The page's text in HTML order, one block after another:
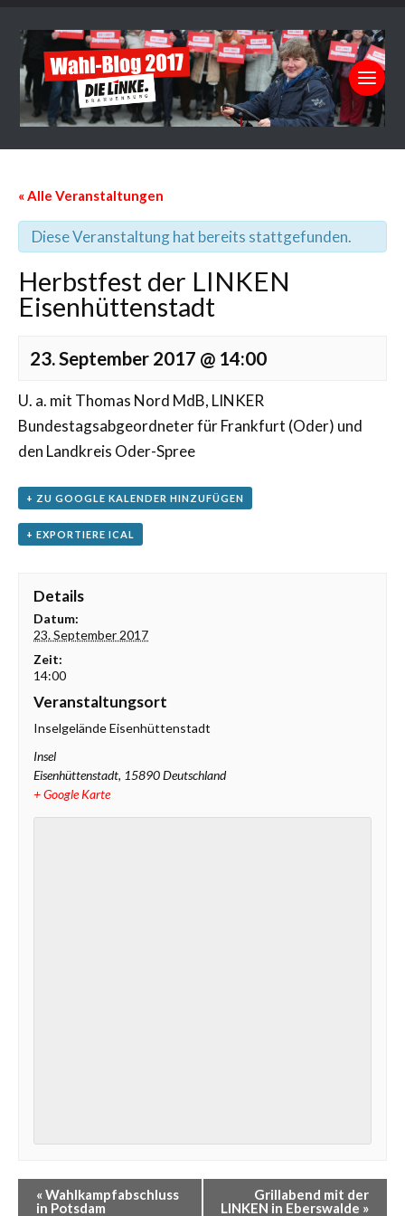
« Alle Veranstaltungen
Diese Veranstaltung hat bereits stattgefunden.
Herbstfest der LINKEN
Eisenhüttenstadt
23. September 2017 @ 14:00
U. a. mit Thomas Nord MdB, LINKER
Bundestagsabgeordneter für Frankfurt (Oder) und
den Landkreis Oder-Spree
+ ZU GOOGLE KALENDER HINZUFÜGEN
+ EXPORTIERE ICAL
Details
Datum:
23. September 2017
Zeit:
14:00
Veranstaltungsort
Inselgelände Eisenhüttenstadt
Insel
Eisenhüttenstadt, 15890Deutschland
+ Google Karte
Veranstaltung
Navigation
«Wahlkampfabschluss
in Potsdam
Grillabend mit der
LINKEN in Eberswalde »